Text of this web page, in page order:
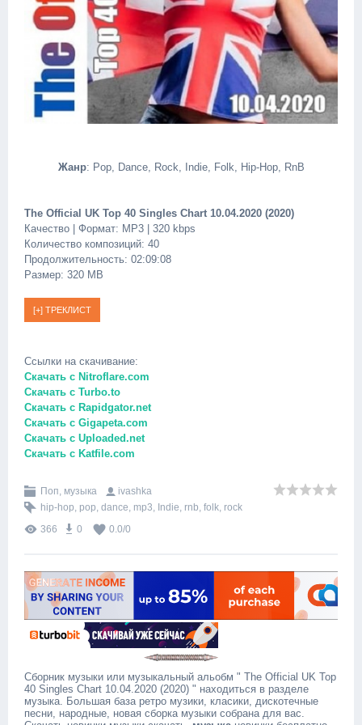
Жанр: Pop, Dance, Rock, Indie, Folk, Hip-Hop, RnB
The Official UK Top 40 Singles Chart 10.04.2020 (2020)
Качество | Формат: MP3 | 320 kbps
Количество композиций: 40
Продолжительность: 02:09:08
Размер: 320 MB
Ссылки на скачивание:
Скачать с Nitroflare.com
Скачать с Turbo.to
Скачать с Rapidgator.net
Скачать с Gigapeta.com
Скачать с Uploaded.net
Скачать с Katfile.com
Поп, музыка
ivashka
hip-hop, pop, dance, mp3, Indie, rnb, folk, rock
366
0 0.0/0
Сборник музыки или музыкальный альобм " The Official UK Top
40 Singles Chart 10.04.2020 (2020) " находиться в разделе
музыка. Большая база ретро музики, класики, дискотечные
песни, народные, новая сборка музыки собрана для вас.